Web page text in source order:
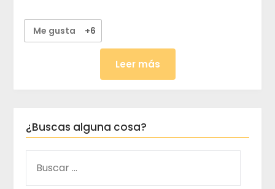
Me gusta +6
Leer más
¿Buscas alguna cosa?